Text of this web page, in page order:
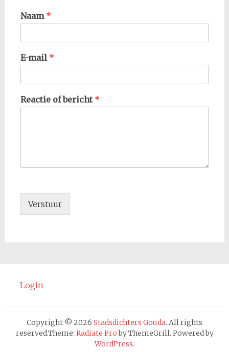
Naam *
E-mail *
Reactie of bericht *
Verstuur
Login
Copyright © 2026 Stadsdichters Gouda. All rights
reserved.Theme: Radiate Proby ThemeGrill. Powered by
WordPress.